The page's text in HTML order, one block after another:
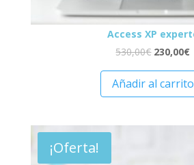
Access XP
530,00€ 230,00€
Añadir al carrito
¡Oferta!